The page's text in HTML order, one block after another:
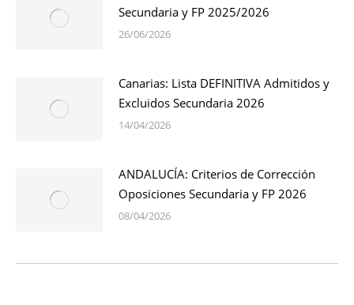
Secundaria y FP 2025/2026
26/06/2026
Canarias: Lista DEFINITIVA Admitidos y
Excluidos Secundaria 2026
14/04/2026
ANDALUCÍA: Criterios de Corrección
Oposiciones Secundaria y FP 2026
08/04/2026